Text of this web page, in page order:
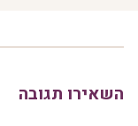
השאירו תגובה